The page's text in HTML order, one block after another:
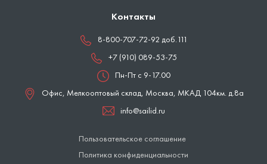
Контакты
8-800-707-72-92 доб.111
+7 (910) 089-53-75
Пн-Пт с 9-17.00
Офис, Мелкооптовый склад, Москва, МКАД 104км. д.8а
info@sailid.ru
Пользовательское соглашение
Политика конфиденциальности